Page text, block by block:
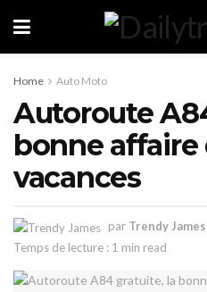
Home Auto Moto
Autoroute
bonne affaire
vacances
par Trendy James
Temps de lecture : 1 min read